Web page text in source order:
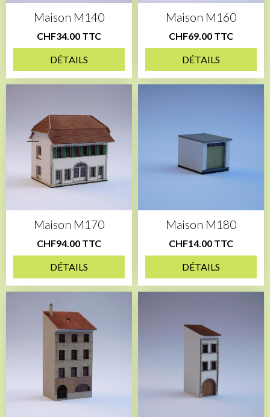
Maison M140
CHF34.00 TTC
DÉTAILS
Maison M160
CHF69.00 TTC
DÉTAILS
Maison M170
CHF94.00 TTC
DÉTAILS
Maison M180
CHF14.00 TTC
DÉTAILS